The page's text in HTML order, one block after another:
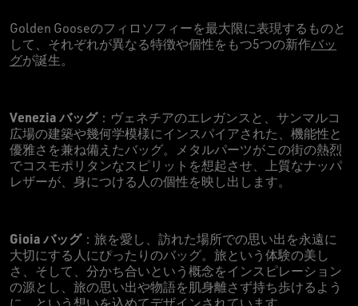
Golden Gooseのフィロソフィーを最大限に表現するものと
して、それぞれが異なる特徴や個性をもつ5つの新作バッ
グが誕生。
Venezia バッグ：ヴェネチアのエレガンスと、サンマルコ
広場の建築や幾何学模様にインスパイアされた、機能性と
優雅さを兼ね備えたバッグ。メタルパーツがこの街の熱烈
でコスモポリタンなスピリットを想起させ、上質なナッパ
レザーが、身につける人の個性を映し出します。
Gioia バッグ：旅を愛し、訪れた場所での思い出を永遠に
大切にする人にぴったりのバッグ。旅という体験の美し
さ、そして、分かち合いという概念をインスピレーション
の源とし、旅の思い出や物語を肌身離さず持ち歩けるよう
に、という想いを込めてデザインされています。